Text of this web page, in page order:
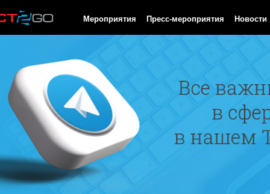
Мероприятия Пресс-мероприятия Новости